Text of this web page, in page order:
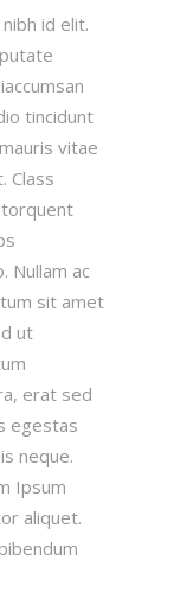
id elit.
tincidunt
vitae
Class
Nullam ac
sit amet
ut
erat sed
egestas
neque.
Ipsum
aliquet.